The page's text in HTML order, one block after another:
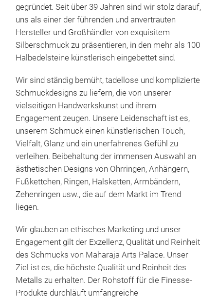
gegründet. Seit über 39 Jahren sind wir stolz darauf,
uns als einer der führenden und anvertrauten
Hersteller und Großhändler von exquisitem
Silberschmuck zu präsentieren, in den mehr als 100
Halbedelsteine ​​künstlerisch eingebettet sind.
Wir sind ständig bemüht, tadellose und komplizierte
Schmuckdesigns zu liefern, die von unserer
vielseitigen Handwerkskunst und ihrem
Engagement zeugen. Unsere Leidenschaft ist es,
unserem Schmuck einen künstlerischen Touch,
Vielfalt, Glanz und ein unerfahrenes Gefühl zu
verleihen. Beibehaltung der immensen Auswahl an
ästhetischen Designs von Ohrringen, Anhängern,
Fußkettchen, Ringen, Halsketten, Armbändern,
Zehenringen usw., die auf dem Markt im Trend
liegen.
Wir glauben an ethisches Marketing und unser
Engagement gilt der Exzellenz, Qualität und Reinheit
des Schmucks von Maharaja Arts Palace. Unser
Ziel ist es, die höchste Qualität und Reinheit des
Metalls zu erhalten. Der Rohstoff für die Finesse-
Produkte durchläuft umfangreiche